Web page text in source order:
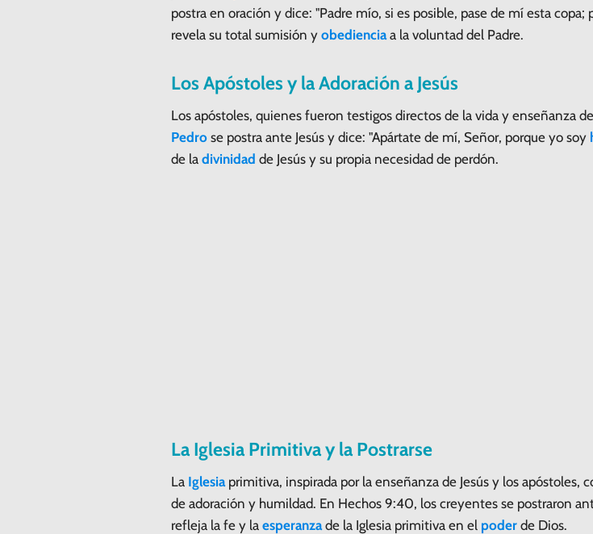
postra en oración y dice: "Padre mío, si es posible, pase de mí esta copa;
revela su total sumisión y obedienciaa la voluntad del Padre.
Los Apóstoles y la Adoración a Jesús
Los apóstoles, quienes fueron testigos directos de la vida y enseñanza
Pedro se postra ante Jesús y dice: "Apártate de mí, Señor, porque yo soy
de la divinidad de Jesús y su propia necesidad de perdón.
La Iglesia Primitiva y la Postrarse
La Iglesiaprimitiva, inspirada por la enseñanza de Jesús y los
de adoración y humildad. En Hechos 9:40, los creyentes se postraron
refleja la fe y la esperanzade la Iglesia primitiva en el poder de Dios.